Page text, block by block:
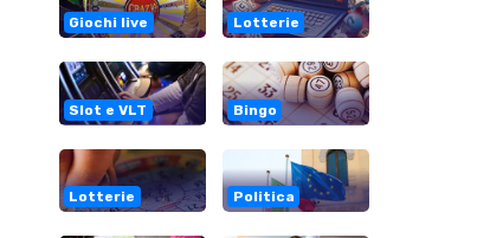
Giochi live Lotterie
Slot e VLT Bingo
Lotterie Politica